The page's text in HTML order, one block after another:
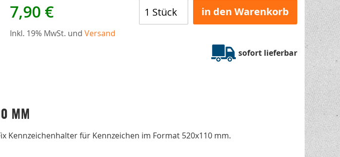
KlemmFix Kennzeichenhalter
7,90 €
Inkl. 19% MwSt. und Versand
in den Warenkorb
sofort lieferbar
MM
Kennzeichenhalter für Kennzeichen im Format 520x110 mm.